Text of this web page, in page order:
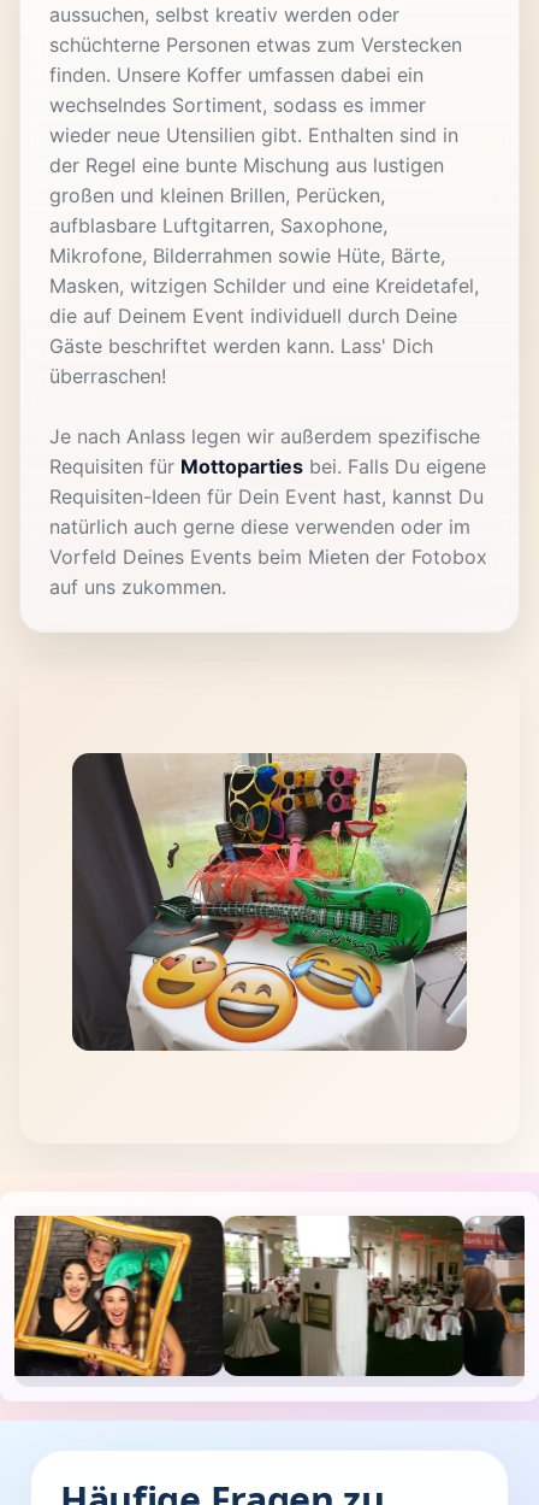
aussuchen, selbst kreativ werden oder
schüchterne Personen etwas zum Verstecken
finden. Unsere Koffer umfassen dabei ein
wechselndes Sortiment, sodass es immer
wieder neue Utensilien gibt. Enthalten sind in
der Regel eine bunte Mischung aus lustigen
großen und kleinen Brillen, Perücken,
aufblasbare Luftgitarren, Saxophone,
Mikrofone, Bilderrahmen sowie Hüte, Bärte,
Masken, witzigen Schilder und eine Kreidetafel,
die auf Deinem Event individuell durch Deine
Gäste beschriftet werden kann. Lass' Dich
überraschen!
Je nach Anlass legen wir außerdem spezifische
Requisiten für Mottoparties bei. Falls Du eigene
Requisiten-Ideen für Dein Event hast, kannst Du
natürlich auch gerne diese verwenden oder im
Vorfeld Deines Events beim Mieten der Fotobox
auf uns zukommen.